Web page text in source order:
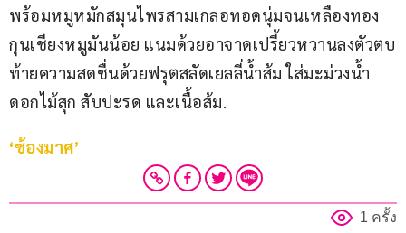
พร้อมหมูหมักสมุนไพรสามเกลอทอดนุ่มจนเหลืองทอง
กุนเชียงหมูมันน้อย แนมด้วยอาจาดเปรี้ยวหวานลงตัวตบ
ท้ายความสดชื่นด้วยฟรุตสลัดเยลลี่น้ำส้ม ใส่มะม่วงน้ำ
ดอกไม้สุก สับปะรด และเนื้อส้ม.
‘ช้องมาศ’
1 ครั้ง